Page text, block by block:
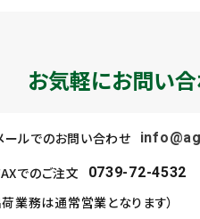
お気軽にお問い合
ールでのお問い合わせ
でのご注文 0739-72-4532
荷業務は通常営業となります）